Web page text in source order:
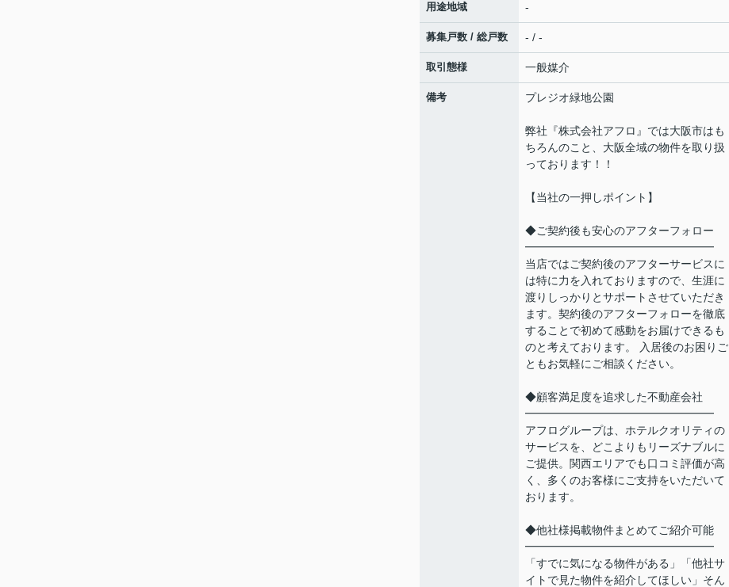
用途地域 -
募集戸数 / 総戸数 - / -
取引態様 一般媒介
備考 プレジオ緑地公園
弊社『株式会社アフロ』では大阪市はも
ちろんのこと、大阪全域の物件を取り扱
っております！！
【当社の一押しポイント】
◆ご契約後も安心のアフターフォロー
━━━━━━━━━━━━━━━━━
当店ではご契約後のアフターサービスに
は特に力を入れておりますので、生涯に
渡りしっかりとサポートさせていただき
ます。契約後のアフターフォローを徹底
することで初めて感動をお届けできるも
のと考えております。 入居後のお困りご
ともお気軽にご相談ください。
◆顧客満足度を追求した不動産会社
━━━━━━━━━━━━━━━━━
アフログループは、ホテルクオリティの
サービスを、どこよりもリーズナブルに
ご提供。関西エリアでも口コミ評価が高
く、多くのお客様にご支持をいただいて
おります。
◆他社様掲載物件まとめてご紹介可能
━━━━━━━━━━━━━━━━━
「すでに気になる物件がある」「他社サ
イトで見た物件を紹介してほしい」そん